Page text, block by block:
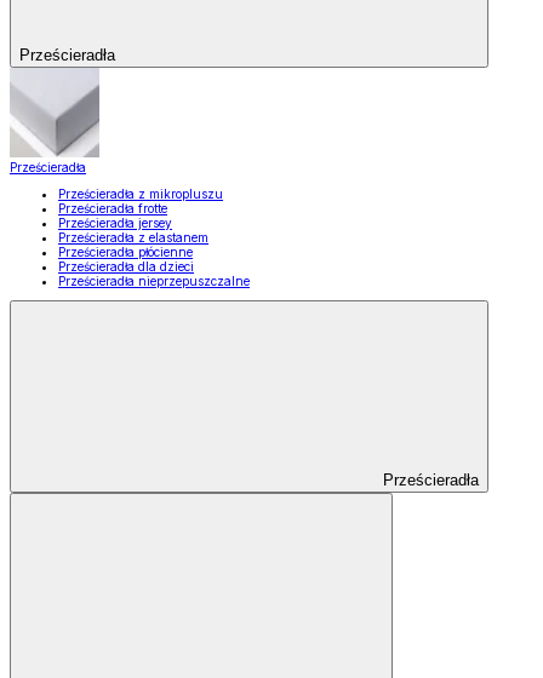
Prześcieradła
Prześcieradła
Prześcieradła z mikropluszu
Prześcieradła frotte
Prześcieradła jersey
Prześcieradła z elastanem
Prześcieradła płócienne
Prześcieradła dla dzieci
Prześcieradła nieprzepuszczalne
Prześcieradła